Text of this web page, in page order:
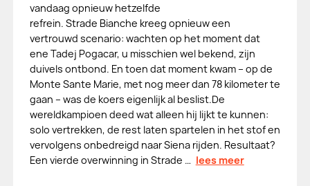
vandaag opnieuw hetzelfde
refrein. Strade Bianche kreeg opnieuw een
vertrouwd scenario: wachten op het moment dat
ene Tadej Pogacar, u misschien wel bekend, zijn
duivels ontbond. En toen dat moment kwam – op de
Monte Sante Marie, met nog meer dan 78 kilometer te
gaan – was de koers eigenlijk al beslist.De
wereldkampioen deed wat alleen hij lijkt te kunnen:
solo vertrekken, de rest laten spartelen in het stof en
vervolgens onbedreigd naar Siena rijden. Resultaat?
Een vierde overwinning in Strade … lees meer